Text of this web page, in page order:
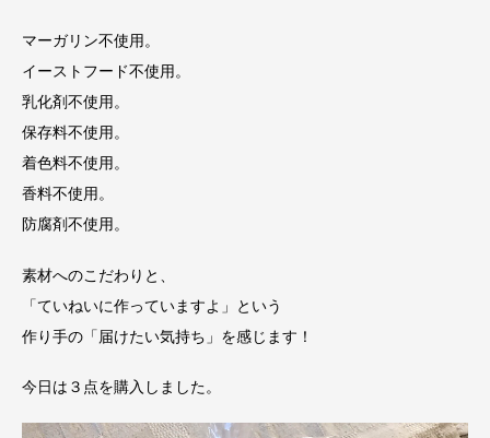
マーガリン不使用。
イーストフード不使用。
乳化剤不使用。
保存料不使用。
着色料不使用。
香料不使用。
防腐剤不使用。
素材へのこだわりと、
「ていねいに作っていますよ」という
作り手の「届けたい気持ち」を感じます！
今日は３点を購入しました。